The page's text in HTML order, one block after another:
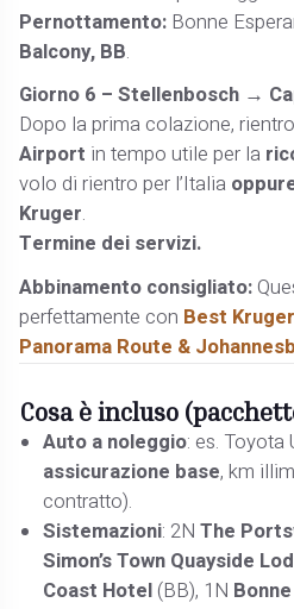
Pernottamento: Bonne
Balcony, BB.
Giorno 6 – Stellenbosch →
Dopo la prima colazione,
Airport in tempo utile per la
volo di rientro per l’Italia
Kruger.
Termine dei servizi.
Abbinamento consigliato:
perfettamente con Best
Panorama Route &
Cosa è incluso
Auto a noleggio: es. Toyota
assicurazione base, km
contratto).
Sistemazioni: 2NThe
Simon’s Town Quayside
Coast Hotel (BB), 1N